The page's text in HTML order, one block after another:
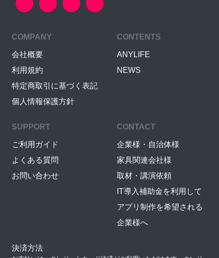
COMPANY
会社概要
利用規約
特定商取引に基づく表記
個人情報保護方針
CONTENTS
ANYLIFE
NEWS
SUPPORT
ご利用ガイド
よくある質問
お問い合わせ
CONTACT
企業様・自治体様
家具関連会社様
取材・講演依頼
IT導入補助金を利用して
アプリ制作を希望される
企業様へ
決済方法